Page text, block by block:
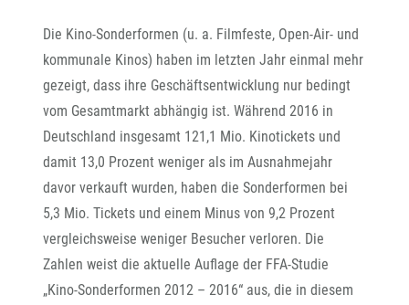
Die Kino-Sonderformen (u. a. Filmfeste, Open-Air- und
kommunale Kinos) haben im letzten Jahr einmal mehr
gezeigt, dass ihre Geschäftsentwicklung nur bedingt
vom Gesamtmarkt abhängig ist. Während 2016 in
Deutschland insgesamt 121,1 Mio. Kinotickets und
damit 13,0 Prozent weniger als im Ausnahmejahr
davor verkauft wurden, haben die Sonderformen bei
5,3 Mio. Tickets und einem Minus von 9,2 Prozent
vergleichsweise weniger Besucher verloren. Die
Zahlen weist die aktuelle Auflage der FFA-Studie
„Kino-Sonderformen 2012 – 2016“ aus, die in diesem